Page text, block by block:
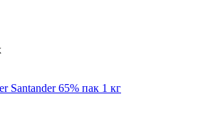
Santander 65% пак 1 кг